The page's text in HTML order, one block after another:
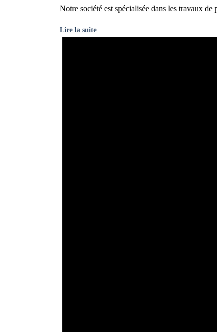
Notre société est spécialisée dans les travaux
Lire la suite